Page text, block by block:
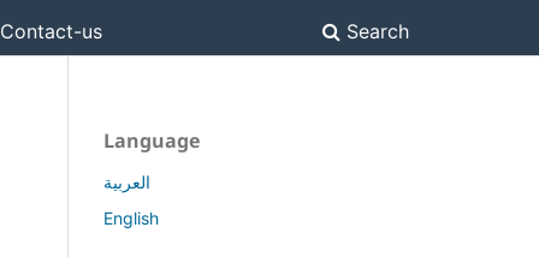
Contact-us Search
Language
العربية
English